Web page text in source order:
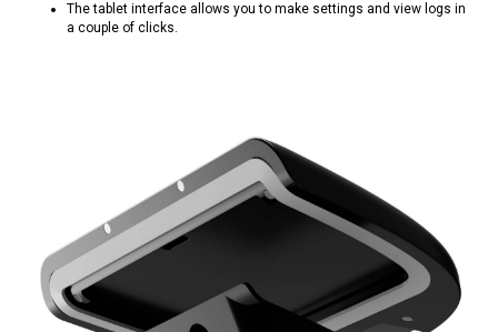
The tablet interface allows you to make settings and view logs in
a couple of clicks.